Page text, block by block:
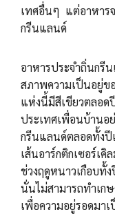
เทศอื่นๆ แต่อาหาร
กรีนแลนด์
อาหารประจำถิ่นกรี
สภาพความเป็นอยู่ข
แห่งนี้มีสีเขียวตลอด
ประเทศเพื่อนบ้านอ
กรีนแลนด์ตลอดทั้งปี
เส้นอาร์กติกเซอร์เ
ช่วงฤดูหนาวเกือบทั้
นั่นไม่สามารถทำเก
เพื่อความอยู่รอดมา